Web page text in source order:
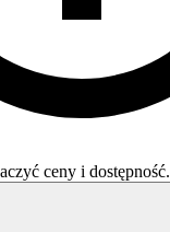
ceny i dostępność.